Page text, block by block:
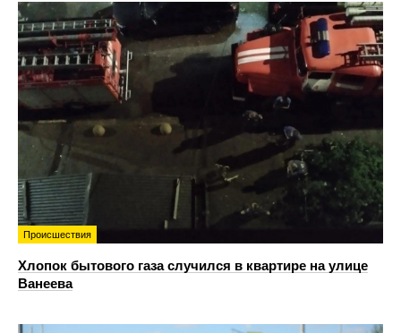
Происшествия
Хлопок бытового газа случился в квартире на улице
Ванеева